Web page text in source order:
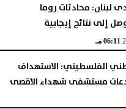
لبنان: محادثات روما
إلى نتائج إيجابية
06:11 مـ
الفلسطيني: الاستهداف
مستشفى شهداء الأقصى